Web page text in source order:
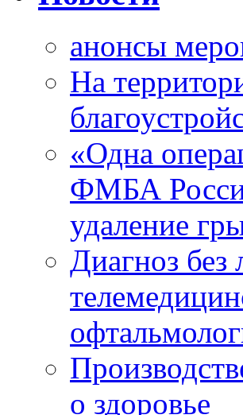
анонсы
На
«Одна
ФМБА
удаление
Диагноз
о здоровье